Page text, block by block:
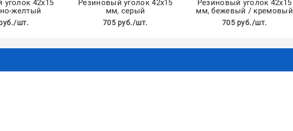
42х15
желтый
шт.
Резиновый уголок 42х15
мм, серый
705 руб./шт.
Резиновый уголок 42х15
мм, бежевый / кремовый
705 руб./шт.